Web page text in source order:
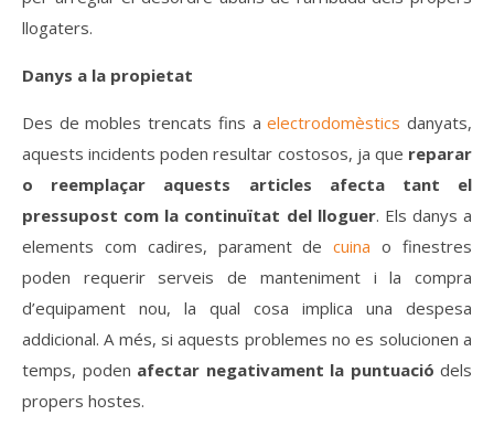
llogaters.
Danys a la propietat
Des de mobles trencats fins aelectrodomèstics danyats,
aquests incidents poden resultar costosos, ja que reparar
o reemplaçar aquests articles afecta tant el
pressupost com la continuïtat del lloguer. Els danys a
elements com cadires, parament decuina o finestres
poden requerir serveis de manteniment i la compra
d’equipament nou, la qual cosa implica una despesa
addicional. A més, si aquests problemes no es solucionen a
temps, poden afectar negativament la puntuació dels
propers hostes.